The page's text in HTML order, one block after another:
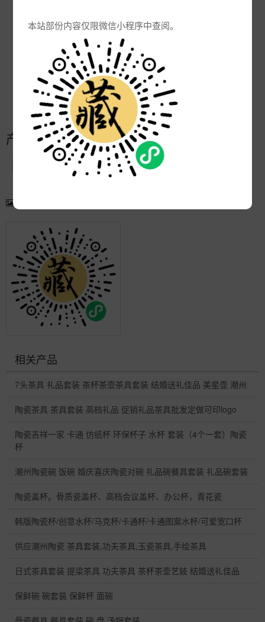
本站部份内容仅限微信小程序中查阅。
品牌:
广东潮州市
3529
厂商:
响佳陶瓷
更新:
2013-06-16 16:23:14
产品简介
相关产品
7头茶具 礼品套装 茶杯茶壶茶具套装 结婚送礼佳品 美星壶 潮州
陶瓷茶具 茶具套装 高档礼品 促销礼品茶具批发定做可印logo
陶瓷吉祥一家 卡通 仿纸杯 环保杯子 水杯 套装（4个一套）陶瓷
杯
潮州陶瓷碗 饭碗 婚庆喜庆陶瓷对碗 礼品碗餐具套装 礼品碗套装
陶瓷盖杯。骨质瓷盖杯、高档会议盖杯、办公杯，青花瓷
韩版陶瓷杯/创意水杯/马克杯/卡通杯/卡通图案水杯/可爱宽口杯
供应潮州陶瓷 茶具套装,功夫茶具,玉瓷茶具,手绘茶具
日式茶具套装 提梁茶具 功夫茶具 茶杯茶壶艺妓 结婚送礼佳品
保鲜碗 碗套装 保鲜杯 面碗